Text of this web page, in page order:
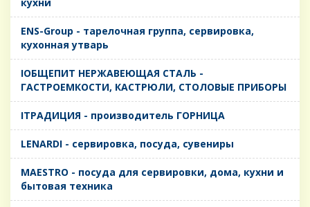
ENS-Group - тарелочная группа, сервировка,
кухонная утварь
IОБЩЕПИТ НЕРЖАВЕЮЩАЯ СТАЛЬ -
ГАСТРОЕМКОСТИ, КАСТРЮЛИ, СТОЛОВЫЕ ПРИБОРЫ
IТРАДИЦИЯ - производитель ГОРНИЦА
LENARDI - сервировка, посуда, сувениры
MAESTRO - посуда для сервировки, дома, кухни и
бытовая техника